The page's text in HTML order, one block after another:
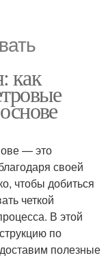
как
— это
своей
чтобы добиться
четкой
В этой
по
полезные